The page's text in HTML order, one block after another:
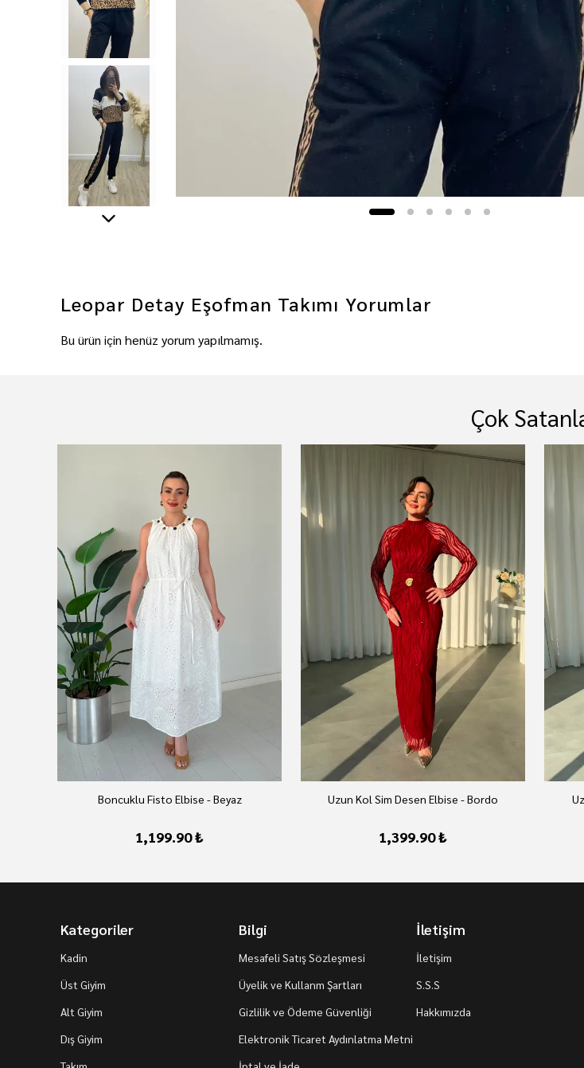
Leopar Detay Eşofman Takımı Yorumlar
Bu ürün için henüz yorum yapılmamış.
Çok
Boncuklu Fisto Elbise - Beyaz
1,199.90 ₺
Uzun Kol Sim Desen Elbise - Bordo
1,399.90 ₺
Kategoriler
Kadin
Üst Giyim
Alt Giyim
Dış Giyim
Bilgi
Mesafeli Satış Sözleşmesi
Üyelik ve Kullanm Şartları
Gizlilik ve Ödeme Güvenliği
Elektronik Ticaret Aydınlatma Metni
İletişim
İletişim
S.S.S
Hakkımızda